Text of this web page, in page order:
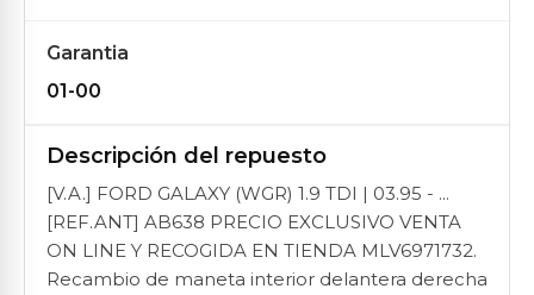
Garantia
01-00
Descripción del repuesto
[V.A.] FORD GALAXY (WGR) 1.9 TDI | 03.95 - ...
[REF.ANT] AB638 PRECIO EXCLUSIVO VENTA
ON LINE Y RECOGIDA EN TIENDA MLV6971732.
Recambio de maneta interior delantera derecha